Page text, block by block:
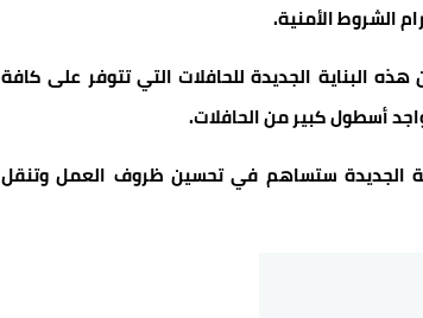
الشروط الأمنية.
الجديدة للحافلات التي تتوفر على كافة
أسطول كبير من الحافلات.
الجديدة ستساهم في تحسين ظروف العمل وتنقل